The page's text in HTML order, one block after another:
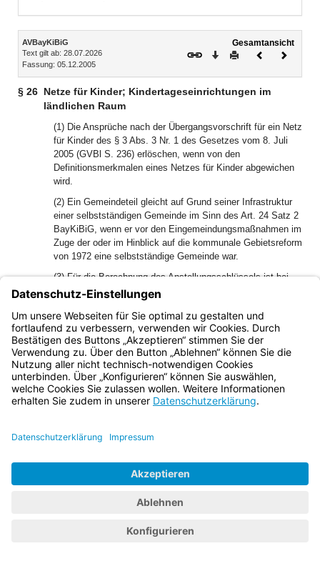
Inhalt
AVBayKiBiG
Text gilt ab: 28.07.2026
Fassung: 05.12.2005
Gesamtansicht
Download
DruckenVorheriges
§ 26 Netze für Kinder; Kindertageseinrichtungen im
ländlichen Raum
(1) Die Ansprüche nach der Übergangsvorschrift für ein Netz
für Kinder des § 3 Abs. 3 Nr. 1 des Gesetzes vom 8. Juli
2005 (GVBl S. 236) erlöschen, wenn von den
Definitionsmerkmalen eines Netzes für Kinder abgewichen
wird.
(2) Ein Gemeindeteil gleicht auf Grund seiner Infrastruktur
einer selbstständigen Gemeinde im Sinn des Art. 24 Satz 2
BayKiBiG, wenn er vor den Eingemeindungsmaßnahmen im
Zuge der oder im Hinblick auf die kommunale Gebietsreform
von 1972 eine selbstständige Gemeinde war.
(3) Für die Berechnung des Anstellungsschlüssels ist bei
Kindertageseinrichtungen im ländlichen Raum im Sinn des
Art. 24 BayKiBiG auf die Zahl, Gewichtungsfaktoren und
Buchungszeiten der tatsächlich betreuten Kinder
abzustellen.
Bayern.de
BayernPortal
Impressum